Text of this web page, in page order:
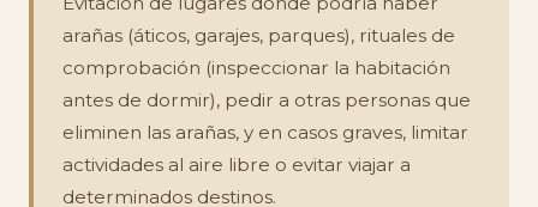
arañas (áticos, garajes, parques), rituales de
comprobación (inspeccionar la habitación
antes de dormir), pedir a otras personas que
eliminen las arañas, y en casos graves, limitar
actividades al aire libre o evitar viajar a
determinados destinos.